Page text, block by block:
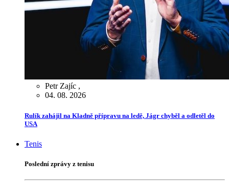
Petr Zajíc ,
04. 08. 2026
Rulík zahájil na Kladně přípravu na ledě, Jágr chyběl a odletěl do
USA
Tenis
Poslední zprávy z tenisu